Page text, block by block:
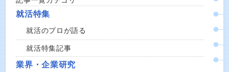
就活特集
就活のプロが語る
就活特集記事
業界・企業研究